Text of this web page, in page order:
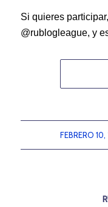
Si quieres
@rublogleague, y
FEBRERO 10,
/